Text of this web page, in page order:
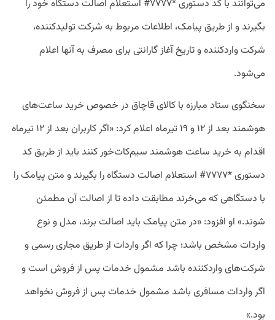
می‌توانند با کد دستوری *۷۷۷۷# استعلام اصالت دستگاه خود را
بگیرند و از طریق پیامک، اطلاعات مربوط به شرکت تولیدکننده،
شرکت واردکننده و تاریخ آغاز گارانتی برای مصرف به آنها اعلام
می‌شود.
سخنگوی ستاد مبارزه با کالای قاچاق در خصوص خرید ساعت‌های
هوشمند بعد از ۱۲ و ۱۹ تیرماه اعلام کرد: «اگر کاربران بعد از ۱۲ تیرماه
اقدام به خرید ساعت هوشمند سیم‌کات‌خور کنند باید از طریق کد
دستوری *۷۷۷۷# استعلام اصالت دستگاه را بگیرند و متن پیامک را
با دستگاهی که می‌خرند مطابقت داده تا از اصالت آن مطمئن
شوند.» او افزود: «در متن پیامک باید اصالت برند، مدل و نوع
واردات مشخص باشد؛ چرا که اگر واردات از طریق مجاری رسمی و
شرکت‌های واردکننده باشد مشمول خدمات پس از فروش است و
اگر واردات مسافری باشد مشمول خدمات پس از فروش نخواهد
بود.»